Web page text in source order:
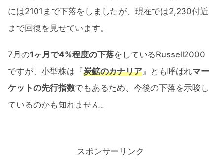
には2101まで下落をしましたが、現在では2,230付近
まで回復を見せています。
7月の1ヶ月で4%程度の下落をしているRussell2000
ですが、小型株は『炭鉱のカナリア 』とも呼ばれマー
ケットの先行指数でもあるため、今後の下落を示唆し
ているのかも知れません。
スポンサーリンク